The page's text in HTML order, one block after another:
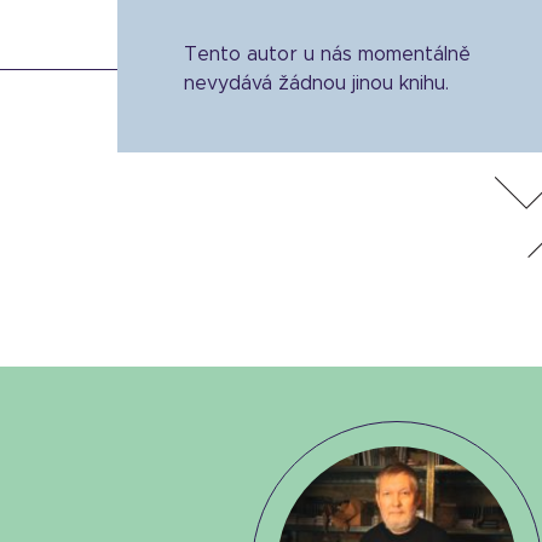
Tento autor u nás momentálně
nevydává žádnou jinou knihu.